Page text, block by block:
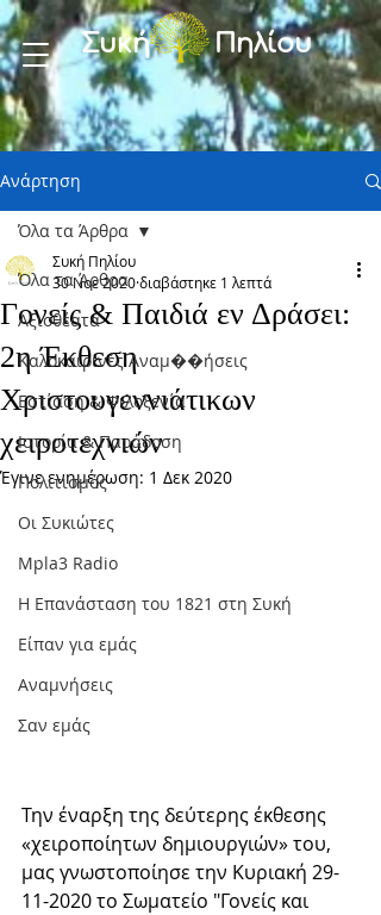
Συκή Πηλίου
Ανάρτηση
Όλα τα Άρθρα
Αξιοθέατα
Καλοκαιρινές Αναμ��ήσεις
Εστίαση & Φιλοξενία
Ιστορία & Παράδοση
Πολιτισμός
Οι Συκιώτες
Mpla3 Radio
Η Επανάσταση του 1821 στη Συκή
Είπαν για εμάς
Αναμνήσεις
Σαν εμάς
Όλα τα Άρθρα
Γονείς & Παιδιά εν Δράσει:
2η Έκθεση
Χριστουγεννιάτικων
χειροτεχνιών
Συκή Πηλίου
30 Νοε 2020διαβάστηκε 1 λεπτά
Έγινε ενημέρωση: 1 Δεκ 2020
Την έναρξη της δεύτερης έκθεσης
«χειροποίητων δημιουργιών» του,
μας γνωστοποίησε την Κυριακή 29-
11-2020 το Σωματείο "Γονείς και